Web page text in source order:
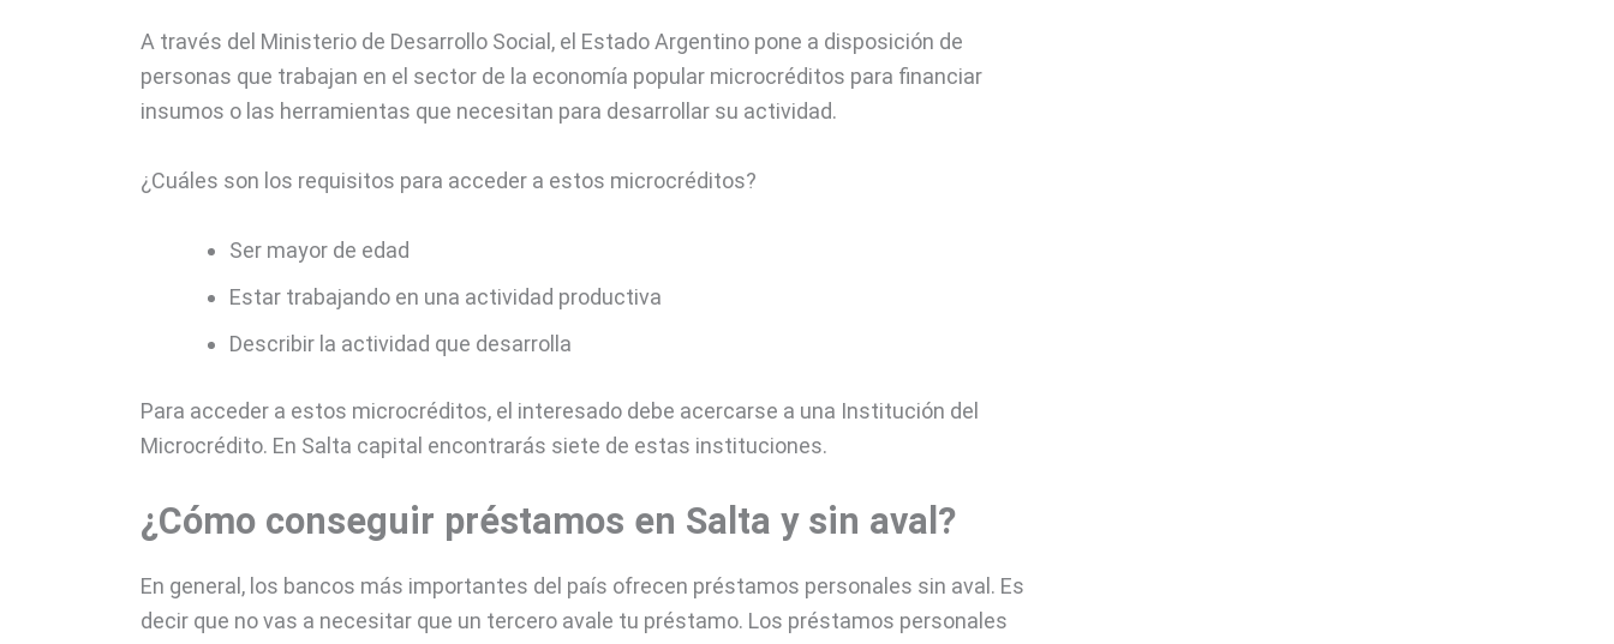
A través del Ministerio de Desarrollo Social, el Estado Argentino pone a disposición de
personas que trabajan en el sector de la economía popular microcréditos para financiar
insumos o las herramientas que necesitan para desarrollar su actividad.
¿Cuáles son los requisitos para acceder a estos microcréditos?
Ser mayor de edad
Estar trabajando en una actividad productiva
Describir la actividad que desarrolla
Para acceder a estos microcréditos, el interesado debe acercarse a una Institución del
Microcrédito. En Salta capital encontrarás siete de estas instituciones.
¿Cómo conseguir préstamos en Salta y sin aval?
En general, los bancos más importantes del país ofrecen préstamos personales sin aval. Es
decir que no vas a necesitar que un tercero avale tu préstamo. Los préstamos personales